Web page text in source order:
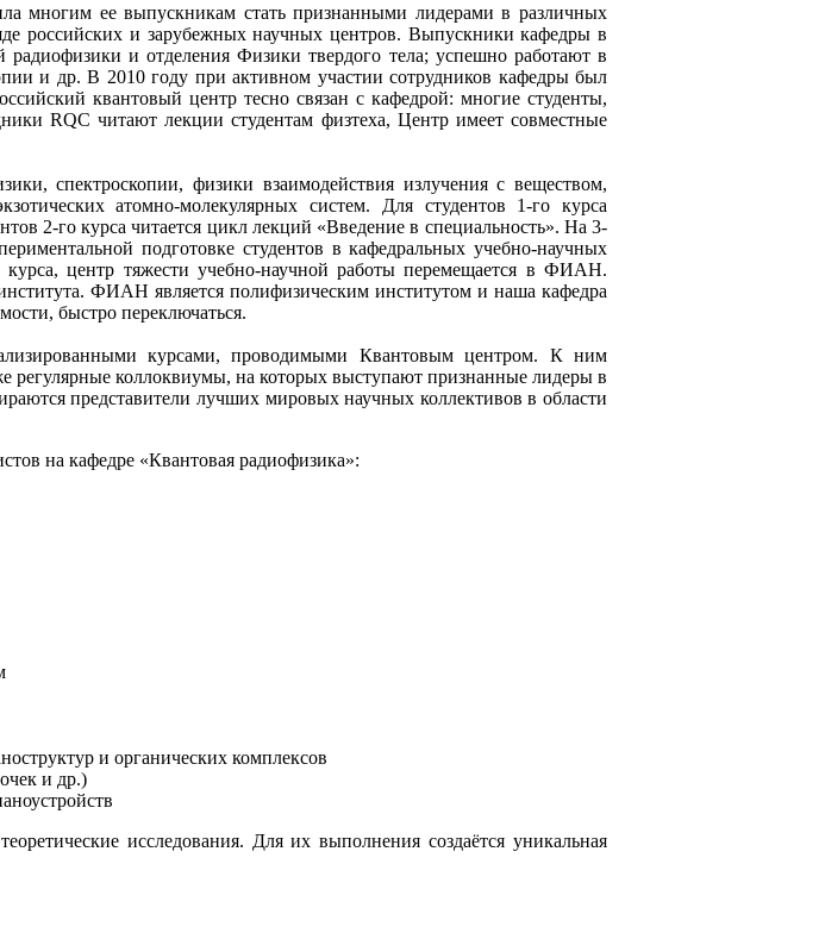
многим ее выпускникам стать признанными лидерами в различных
российских и зарубежных научных центров. Выпускники кафедры в
радиофизики и отделения Физики твердого тела; успешно работают в
и др.В 2010 году при активном участии сотрудников кафедры был
квантовый центр тесно связан с кафедрой: многие студенты,
RQC читают лекции студентам физтеха, Центр имеет совместные
спектроскопии, физики взаимодействия излучения с веществом,
атомно-молекулярных систем. Для студентов 1-го курса
2-го курса читается цикл лекций «Введение в специальность». На 3-
подготовке студентов в кафедральных учебно-научных
центр тяжести учебно-научной работы перемещается в ФИАН.
ФИАН являетсяполифизическим институтом и наша кафедра
быстро переключаться.
курсами, проводимыми Квантовым центром. К ним
регулярные коллоквиумы, на которых выступают признанные лидеры в
представители лучших мировых научных коллективов в области
на кафедре «Квантовая радиофизика»:
и органических комплексов
и др.)
исследования. Для их выполнения создаётся уникальная